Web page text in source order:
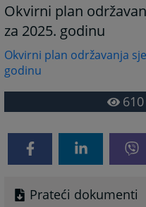
Okvirni plan
za 2025. godinu
Okvirni plan održavanja
godinu
610
Prateći dokumenti